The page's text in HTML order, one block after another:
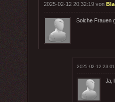
2025-02-12 20:32:19 von
Solche Frauen
2025-02-12
Ja,